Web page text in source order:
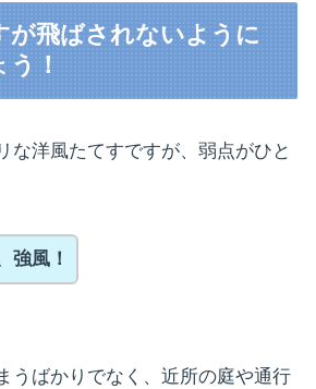
が飛ばされないように
！
な洋風たてすですが、弱点がひと
強風！
うばかりでなく、近所の庭や通行